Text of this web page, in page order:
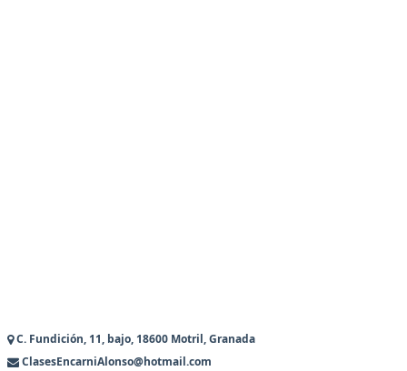
C. Fundición, 11, bajo, 18600 Motril, Granada
ClasesEncarniAlonso@hotmail.com